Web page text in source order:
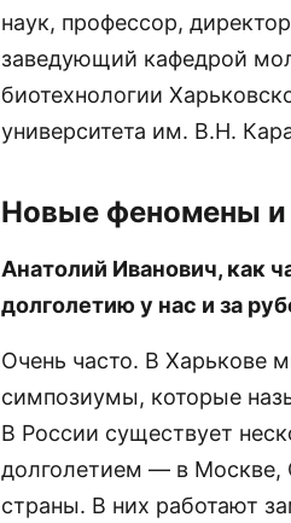
наук, профессор,
заведующий кафедрой
биотехнологии
университета им. В.Н.
Новые феномены
Анатолий Иванович, как
долголетию у нас и за
Очень часто. В Харькове
симпозиумы, которые
В России существует
долголетием — в Москве,
страны. В них работают